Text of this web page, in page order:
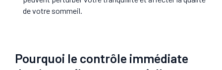
de votre sommeil.
Pourquoi le contrôle immédiate